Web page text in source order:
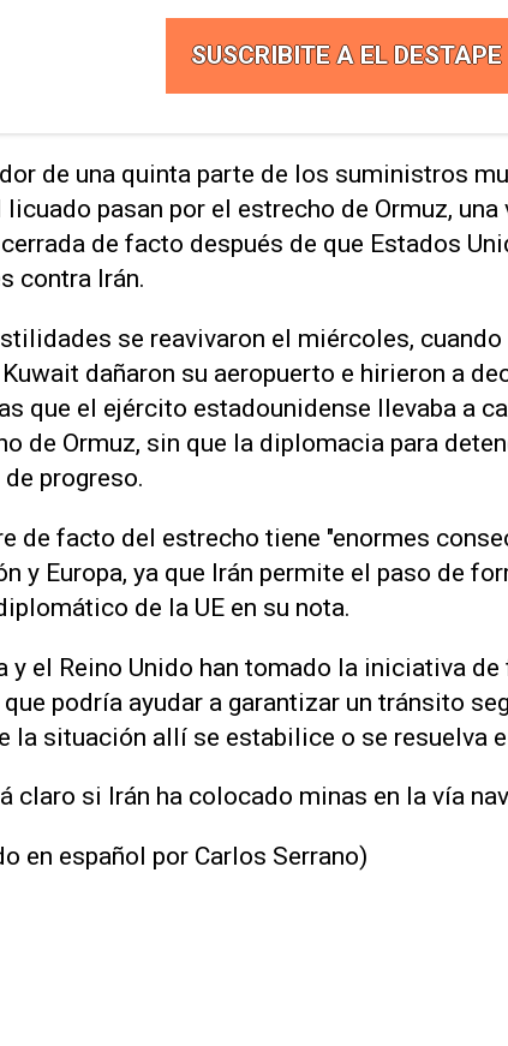
SUSCRIBITE A EL DESTAPE
​de una ‌quinta parte de los suministros
licuado pasan por el estrecho de Ormuz,
de facto después de ⁠que Estados
contra Irán.
se reavivaron el miércoles,
dañaron su aeropuerto e hirieron a
que el ejército estadounidense llevaba a
de Ormuz, sin que ‌la diplomacia para
progreso.
de facto del estrecho tiene "enormes
y Europa, ya que Irán permite el paso de
de la UE en su nota.
y el Reino Unido han tomado la iniciativa
podría ayudar a garantizar un tránsito
​la situación allí se estabilice o se resuelva
claro si Irán ha colocado minas en la vía
en español por Carlos Serrano)